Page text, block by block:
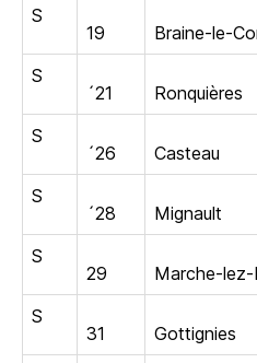
S
19
Braine-le-
S
´21
Ronquières
S
´26
Casteau
S
´28
Mignault
S
29
Marche-lez-
S
31
Gottignies